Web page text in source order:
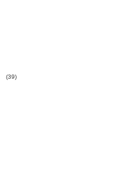
(39)